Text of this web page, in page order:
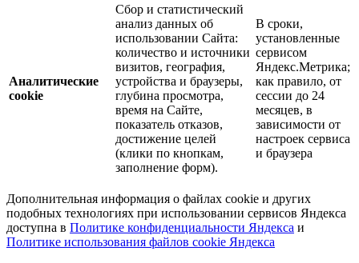
Аналитические
cookie
Сбор и статистический
анализ данных об
использовании Сайта:
количество и источники
визитов, география,
устройства и браузеры,
глубина просмотра,
время на Сайте,
показатель отказов,
достижение целей
(клики по кнопкам,
заполнение форм).
В сроки,
установленные
сервисом
Яндекс.Метрика;
как правило, от
сессии до 24
месяцев, в
зависимости от
настроек сервиса
и браузера
Дополнительная информация о файлах cookie и других
подобных технологиях при использовании сервисов Яндекса
доступна в Политике конфиденциальности Яндекса и
Политике использования файлов cookie Яндекса